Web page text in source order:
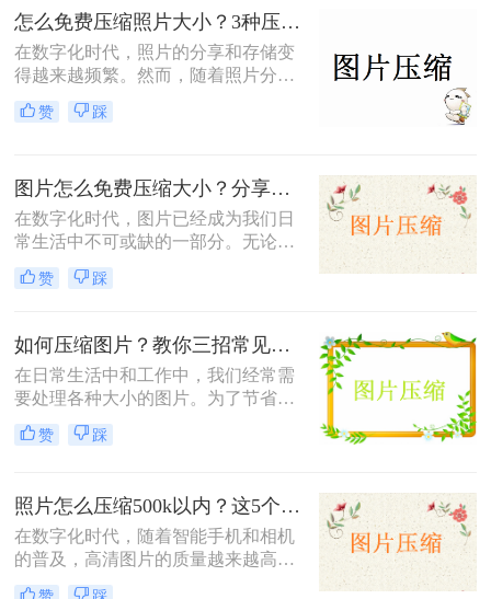
图片大小压缩的方法变得尤为重要。
那么图片大小怎么压缩呢？本文将介
绍三种实用且高效的图片压缩方法。
怎么免费压缩照片大小？3种压缩方法推荐！
在数字化时代，照片的分享和存储变
得越来越频繁。然而，随着照片分辨
率的提高，文件大小也随之增加，这
不仅占据了大量存储空间，还在上传
能节省存储空间又能保证照片质量，
成为了一项重要的技能。本文将介绍
三种实用且高效的免费照片压缩方
项。
赞 踩
图片怎么免费压缩大小？分享三种高效压缩方法！
在数字化时代，图片已经成为我们日
常生活中不可或缺的一部分。无论是
社交媒体的分享、网站的建设，还是
个人的照片保存，图片的使用频率都
片数量不断增加，图片的大小也在不
断膨胀，导致存储空间不足、上传速
度慢以及加载时间延长等一系列问
题。因此，掌握图片怎么免费压缩大
小，既能节省存储空间又能保证图片
质量，成为了一项重要的技能。本文
缩方法。
赞 踩
如何压缩图片？教你三招常见压缩方法！
在日常生活中和工作中，我们经常需
要处理各种大小的图片。为了节省存
储空间、加快文件传输速度或优化网
页加载性能，压缩图片成为了一项必
赞 踩
照片怎么压缩500k以内？这5个压缩方法推荐给你！
在数字化时代，随着智能手机和相机
的普及，高清图片的质量越来越高，
但这也导致了单张图片的文件大小动
赞 踩